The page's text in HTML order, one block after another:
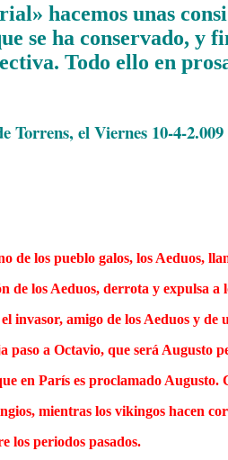
hacemos unas
se ha conservado, y
Todo ello en
Torrens, el Viernes 10-4-2.009
los pueblo galos, los Aeduos,
de los Aeduos, derrota y expulsa a
invasor, amigo de los Aeduos y de
a Octavio, que será Augusto
en París es proclamado Augusto.
mientras los vikingos hacen
los periodos pasados.